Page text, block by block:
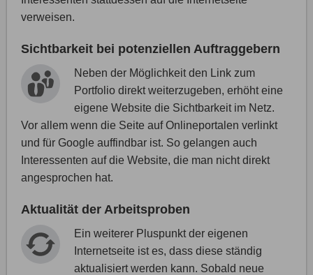
verweisen.
Sichtbarkeit bei potenziellen Auftraggebern
Neben der Möglichkeit den Link zum
Portfolio direkt weiterzugeben, erhöht eine
eigene Website die Sichtbarkeit im Netz.
Vor allem wenn die Seite auf Onlineportalen verlinkt
und für Google auffindbar ist. So gelangen auch
Interessenten auf die Website, die man nicht direkt
angesprochen hat.
Aktualität der Arbeitsproben
Ein weiterer Pluspunkt der eigenen
Internetseite ist es, dass diese ständig
aktualisiert werden kann. Sobald neue